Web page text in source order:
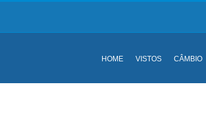
HOME VISTOS CÂMBIO